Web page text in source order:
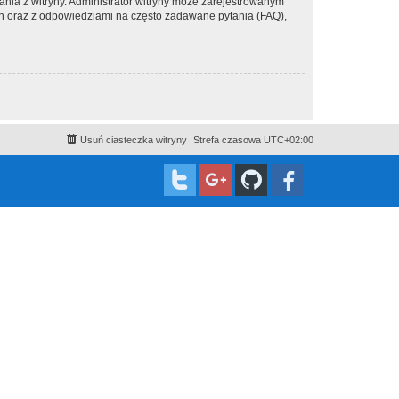
z odpowiedziami na często zadawane pytania (FAQ),
Strefa czasowa UTC+02:00
Usuń ciasteczka witryny